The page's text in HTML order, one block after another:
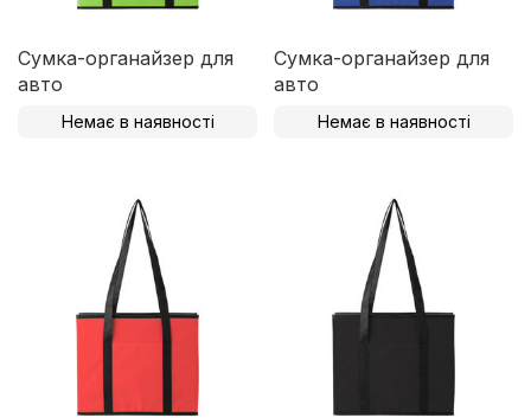
Сумка-органайзер для
авто
Немає в наявності
Сумка-органайзер для
авто
Немає в наявності